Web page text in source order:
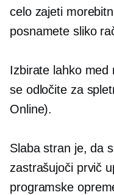
celo zajeti
posnamete sliko
Izbirate lahko med
se odločite za
Online).
Slaba stran je, da
zastrašujoči prvič
programske